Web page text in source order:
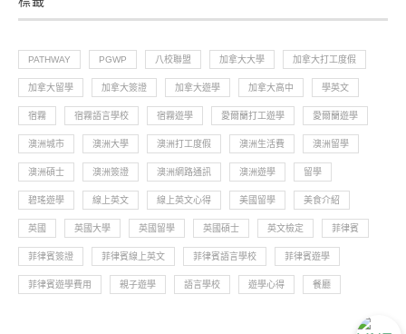
PATHWAY PGWP 八校聯盟 加拿大大學 加拿大打工度假
加拿大留學 加拿大簽證 加拿大遊學 加拿大高中 學英文
宿霧 宿霧語言學校 宿霧遊學 愛爾蘭打工遊學 愛爾蘭遊學
澳洲城市 澳洲大學 澳洲打工度假 澳洲生活費 澳洲留學
澳洲碩士 澳洲簽證 澳洲網路通訊 澳洲遊學 留學
碧瑤遊學 線上英文 線上英文心得 美國留學 美食介紹
英國 英國大學 英國留學 英國碩士 英文檢定 菲律賓
菲律賓簽證 菲律賓線上英文 菲律賓語言學校 菲律賓遊學
菲律賓遊學費用 親子遊學 語言學校 遊學心得 餐廳